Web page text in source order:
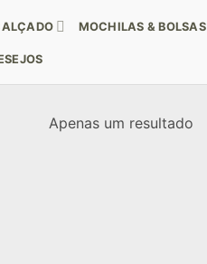
MOCHILAS & BOLSAS
Apenas um resultado